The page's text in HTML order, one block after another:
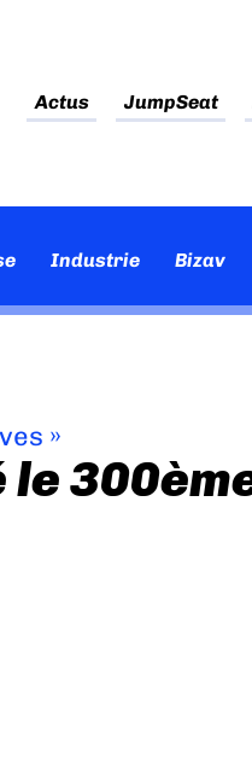
Actus JumpSeat
Industrie Bizav
»